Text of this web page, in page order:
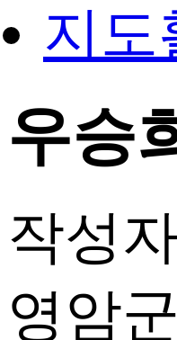
지도
우승
작성
영암